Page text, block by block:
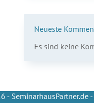
Neueste
Es sind keine
- SeminarhausPartner.de